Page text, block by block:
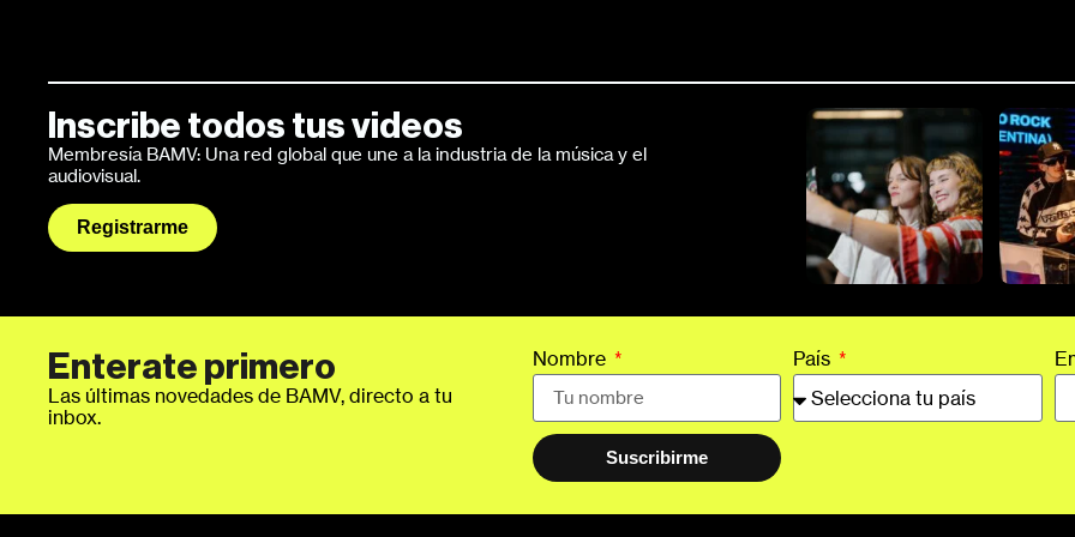
Inscribe todos tus videos
Membresía BAMV: Una red global que une a la industria de la música y el
audiovisual.
Registrarme
Enterate primero
Las últimas novedades de BAMV, directo a tu
inbox.
Nombre País
Suscribirme